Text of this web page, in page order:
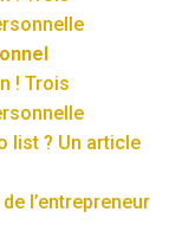
! Trois
list ? Un article
l’entrepreneur